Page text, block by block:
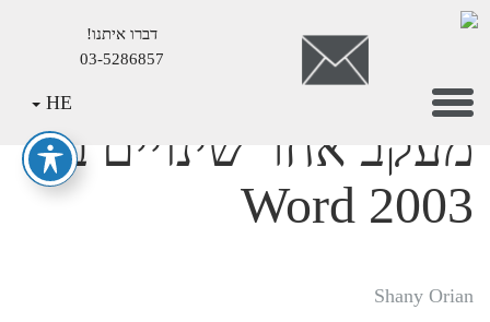
Main
Content
דברו איתנו!
03-5286857
Toggle
navigation
HE
מעקב אחר שינויים ב
Word 2003
Shany Orian